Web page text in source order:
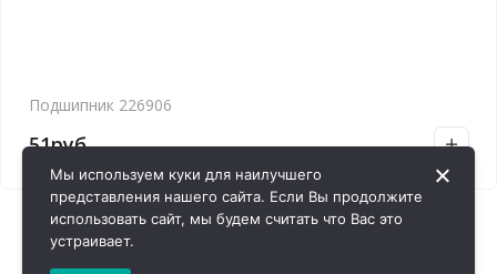
Подшипник 226906
51руб.
Мы используем куки для наилучшего
представления нашего сайта. Если Вы продолжите
использовать сайт, мы будем считать что Вас это
устраивает.